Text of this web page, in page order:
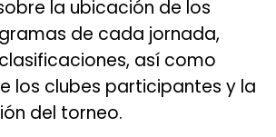
la ubicación de los
de cada jornada,
así como
los clubes participantes y la
del torneo.